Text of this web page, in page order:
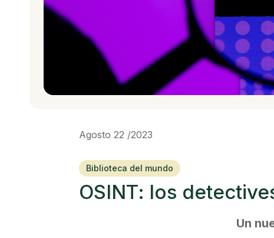
Agosto 22 /2023
Biblioteca del mundo
OSINT: los
Un